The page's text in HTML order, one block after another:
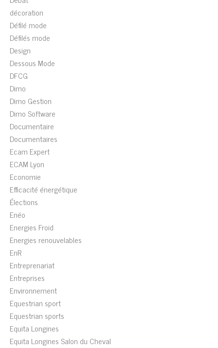
décoration
Défilé mode
Défilés mode
Design
Dessous Mode
DFCG
Dimo
Dimo Gestion
Dimo Software
Documentaire
Documentaires
Ecam Expert
ECAM Lyon
Economie
Efficacité énergétique
Élections
Enéo
Energies Froid
Energies renouvelables
EnR
Entreprenariat
Entreprises
Environnement
Equestrian sport
Equestrian sports
Equita Longines
Equita Longines Salon du Cheval